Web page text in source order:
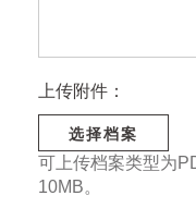
上传附件：
选择档案
可上传档案类型为
10MB。